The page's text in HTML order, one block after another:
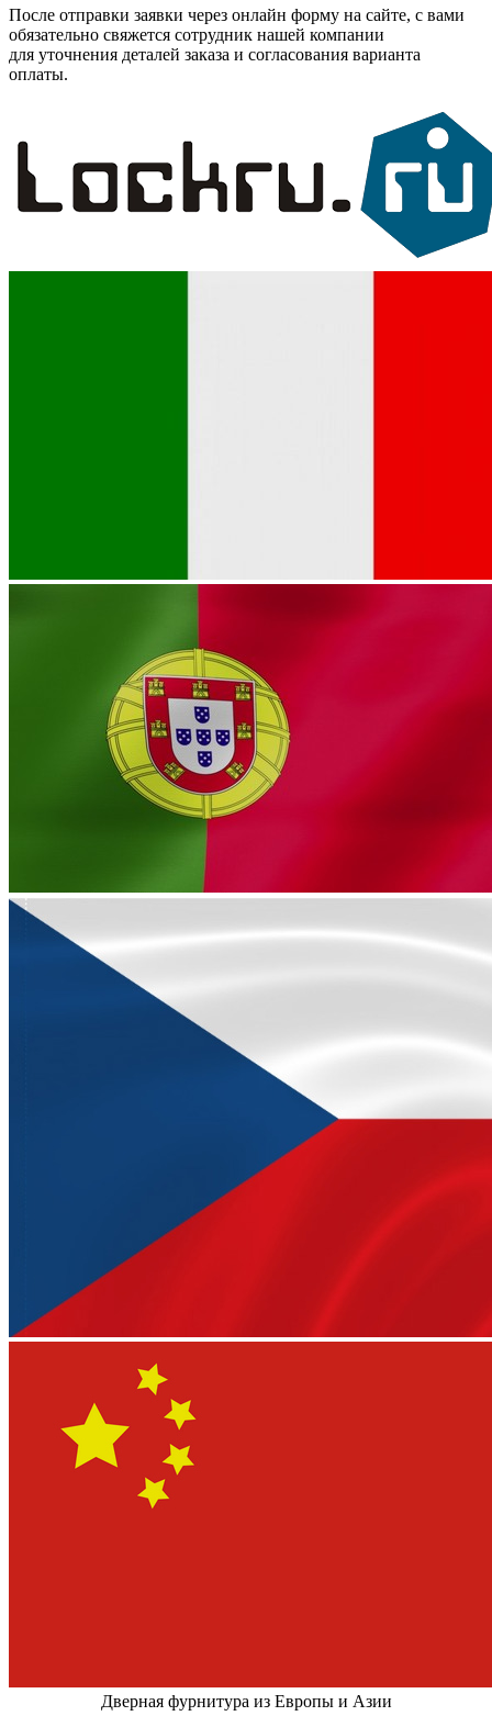
После отправки заявки через онлайн форму на сайте, с вами
обязательно свяжется сотрудник нашей компании
для уточнения деталей заказа и согласования варианта
оплаты.
Дверная фурнитура из Европы и Азии